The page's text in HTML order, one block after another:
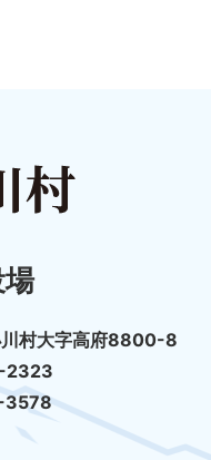
村大字高府8800-8
2323
3578